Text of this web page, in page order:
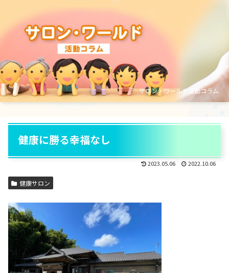
サロン・ワールド活動コラム
健康に勝る幸福なし
2023.05.06 2022.10.06
健康サロン